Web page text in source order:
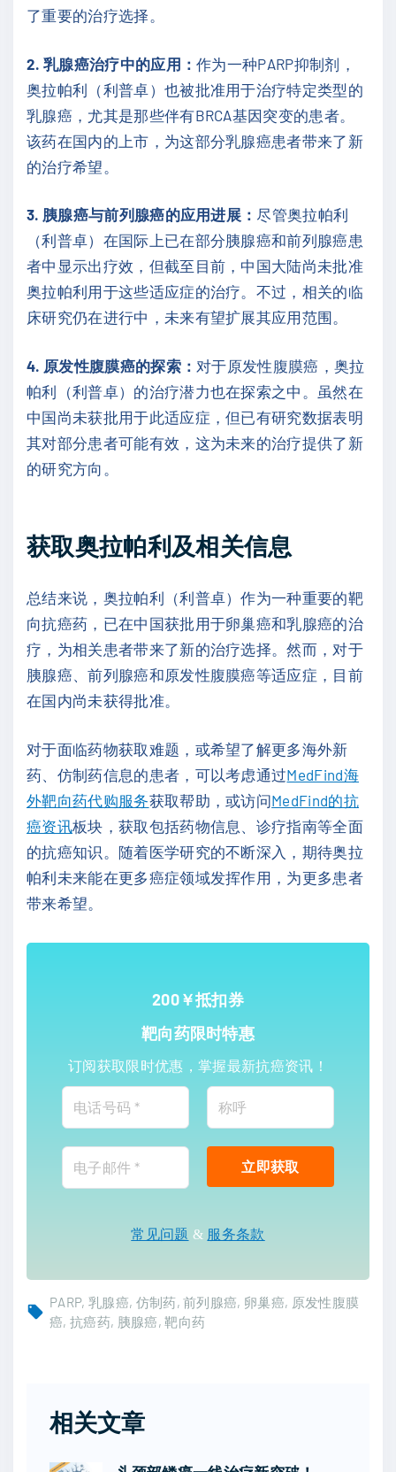
了重要的治疗选择。
2. 乳腺癌治疗中的应用：作为一种PARP抑制剂，
奥拉帕利（利普卓）也被批准用于治疗特定类型的
乳腺癌，尤其是那些伴有BRCA基因突变的患者。
该药在国内的上市，为这部分乳腺癌患者带来了新
的治疗希望。
3. 胰腺癌与前列腺癌的应用进展：尽管奥拉帕利
（利普卓）在国际上已在部分胰腺癌和前列腺癌患
者中显示出疗效，但截至目前，中国大陆尚未批准
奥拉帕利用于这些适应症的治疗。不过，相关的临
床研究仍在进行中，未来有望扩展其应用范围。
4. 原发性腹膜癌的探索： 对于原发性腹膜癌，奥拉
帕利（利普卓）的治疗潜力也在探索之中。虽然在
中国尚未获批用于此适应症，但已有研究数据表明
其对部分患者可能有效，这为未来的治疗提供了新
的研究方向。
获取奥拉帕利及相关信息
总结来说，奥拉帕利（利普卓）作为一种重要的靶
向抗癌药，已在中国获批用于卵巢癌和乳腺癌的治
疗，为相关患者带来了新的治疗选择。然而，对于
胰腺癌、前列腺癌和原发性腹膜癌等适应症，目前
在国内尚未获得批准。
对于面临药物获取难题，或希望了解更多海外新
药、仿制药信息的患者，可以考虑通过MedFind海
外靶向药代购服务获取帮助，或访问MedFind的抗
癌资讯板块，获取包括药物信息、诊疗指南等全面
的抗癌知识。随着医学研究的不断深入，期待奥拉
帕利未来能在更多癌症领域发挥作用，为更多患者
带来希望。
200￥抵扣券
靶向药限时特惠
订阅获取限时优惠，掌握最新抗癌资讯！
常见问题 & 服务条款
PARP 乳腺癌 仿制药 前列腺癌 卵巢癌
原发性腹膜
癌 抗癌药 胰腺癌 靶向药
相关文章